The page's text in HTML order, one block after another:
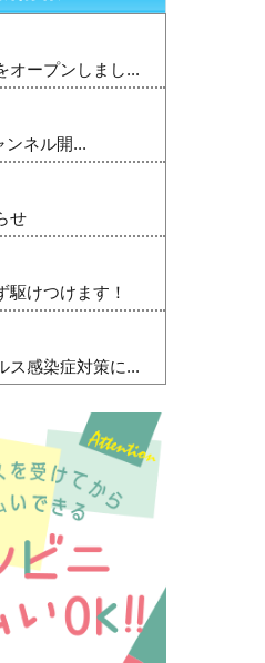
オープンしまし...
ンネル開...
せ
駆けつけます！
ス感染症対策に...